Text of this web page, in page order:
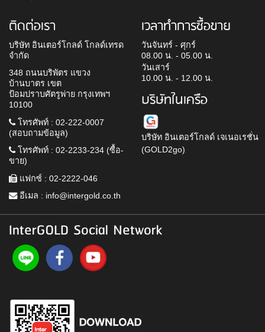
ติดต่อเรา
บริษัท อินเตอร์โกลด์ โกลด์เทรด
จำกัด
348 ถนนบริพัตร แขวง
บ้านบาตร เขต
ป้อมปราบศัตรูพ่าย กรุงเทพฯ
10100
โทรศัพท์ : 02-222-0007
(สอบถามข้อมูล)
โทรศัพท์ : 02-2233-234 (ซื้อ-
ขาย)
แฟกซ์ : 02-2222-046
อีเมล : info@intergold.co.th
เวลาทำการซื้อขาย
วันจันทร์ - ศุกร์
08.00 น. - 05.00 น.
วันเสาร์
10.00 น. - 12.00 น.
บริษัทในเครือ
บริษัท อินเตอร์โกลด์ เจเนอเรชั่น
(GOLD2go)
InterGOLD Social Network